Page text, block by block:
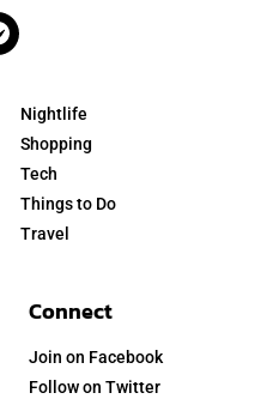
Nightlife
Shopping
Tech
Things to Do
Travel
Connect
Join on Facebook
Follow on Twitter